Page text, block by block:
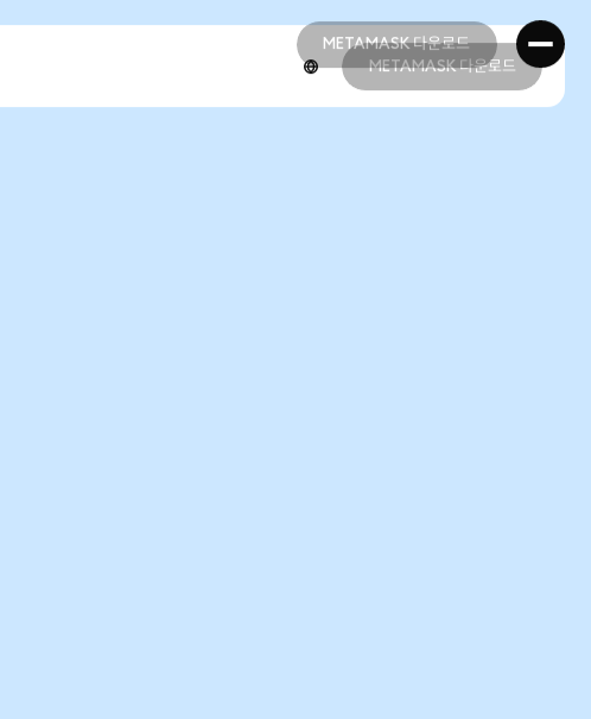
METAMASK 다운로드
METAMASK 다운로드
METAMASK 다운로드